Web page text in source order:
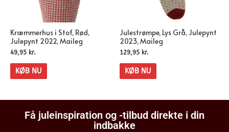
Kræmmerhus i Stof, Rød,
Julepynt 2022, Maileg
49,95 kr.
KØB NU
Julestrømpe, Lys Grå, Julepynt
2023, Maileg
129,95 kr.
KØB NU
Få juleinspiration og -tilbud direkte i din
indbakke